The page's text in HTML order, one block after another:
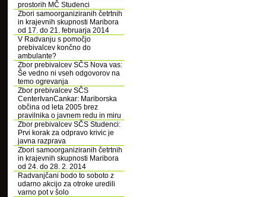
prostorih MČ Studenci
Zbori samoorganiziranih četrtnih
in krajevnih skupnosti Maribora
od 17. do 21. februarja 2014
V Radvanju s pomočjo
prebivalcev končno do
ambulante?
Zbor prebivalcev SČS Nova vas:
Še vedno ni vseh odgovorov na
temo ogrevanja
Zbor prebivalcev SČS
CenterIvanCankar: Mariborska
občina od leta 2005 brez
pravilnika o javnem redu in miru
Zbor prebivalcev SČS Studenci:
Prvi korak za odpravo krivic je
javna razprava
Zbori samoorganiziranih četrtnih
in krajevnih skupnosti Maribora
od 24. do 28. 2. 2014
Radvanjčani bodo to soboto z
udarno akcijo za otroke uredili
varno pot v šolo